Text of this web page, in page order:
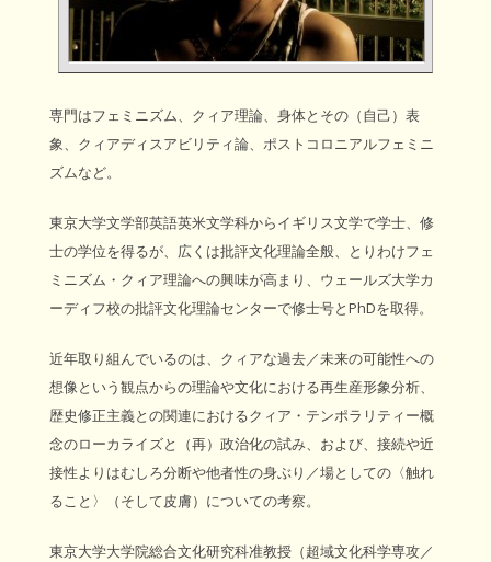
専門はフェミニズム、クィア理論、身体とその（自己）表
象、クィアディスアビリティ論、ポストコロニアルフェミニ
ズムなど。
東京大学文学部英語英米文学科からイギリス文学で学士、修
士の学位を得るが、広くは批評文化理論全般、とりわけフェ
ミニズム・クィア理論への興味が高まり、ウェールズ大学カ
ーディフ校の批評文化理論センターで修士号とPhDを取得。
近年取り組んでいるのは、クィアな過去／未来の可能性への
想像という観点からの理論や文化における再生産形象分析、
歴史修正主義との関連におけるクィア・テンポラリティー概
念のローカライズと（再）政治化の試み、および、接続や近
接性よりはむしろ分断や他者性の身ぶり／場としての〈触れ
ること〉（そして皮膚）についての考察。
東京大学大学院総合文化研究科准教授（超域文化科学専攻／